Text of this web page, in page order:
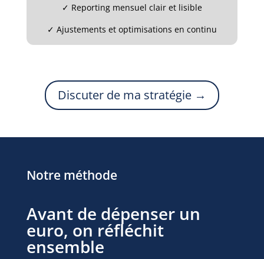
✓ Reporting mensuel clair et lisible
✓ Ajustements et optimisations en continu
Discuter de ma stratégie →
Notre méthode
Avant de dépenser un
euro, on réfléchit
ensemble